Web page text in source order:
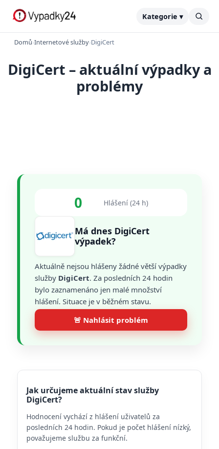
Kategorie ▾
Domů›Internetové služby›DigiCert
DigiCert – aktuální výpadky a
problémy
0 Hlášení (24 h)
Má dnes DigiCert
výpadek?
Aktuálně nejsou hlášeny žádné větší výpadky
služby DigiCert. Za posledních 24 hodin
bylo zaznamenáno jen malé množství
hlášení. Situace je v běžném stavu.
🚨 Nahlásit problém
Jak určujeme aktuální stav služby
DigiCert?
Hodnocení vychází z hlášení uživatelů za
posledních 24 hodin. Pokud je počet hlášení nízký,
považujeme službu za funkční.